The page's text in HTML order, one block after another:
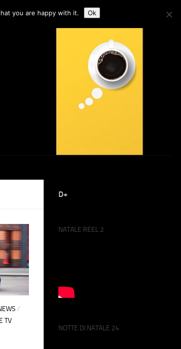
/
TV
D+
NATALE REEL 2
NOTTE DI NATALE 24
you are happy with it. Ok